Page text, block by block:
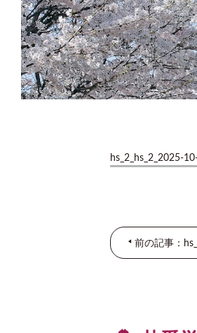
hs_2_hs_2_2025-
前の記事：